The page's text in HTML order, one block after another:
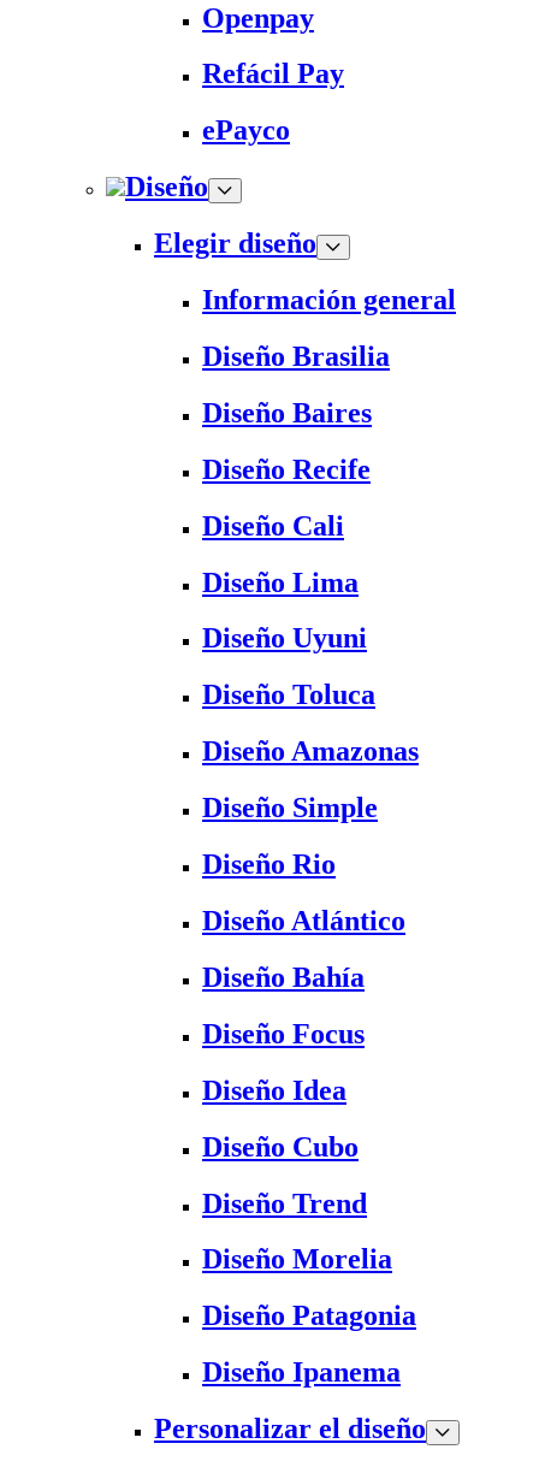
Openpay
Refácil Pay
ePayco
Diseño
Elegir diseño
Información general
Diseño Brasilia
Diseño Baires
Diseño Recife
Diseño Cali
Diseño Lima
Diseño Uyuni
Diseño Toluca
Diseño Amazonas
Diseño Simple
Diseño Rio
Diseño Atlántico
Diseño Bahía
Diseño Focus
Diseño Idea
Diseño Cubo
Diseño Trend
Diseño Morelia
Diseño Patagonia
Diseño Ipanema
Personalizar el diseño